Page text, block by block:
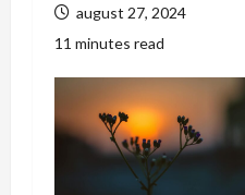
august 27, 2024
11 minutes read